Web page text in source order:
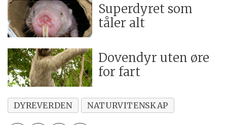
Superdyret som
tåler alt
Dovendyr uten øre
for fart
DYREVERDEN NATURVITENSKAP